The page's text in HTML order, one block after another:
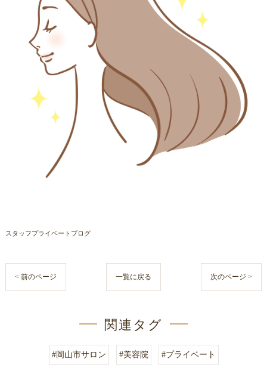
スタッフプライベートブログ
< 前のページ 一覧に戻る 次のページ >
関連タグ
#岡山市サロン #美容院 #プライベート